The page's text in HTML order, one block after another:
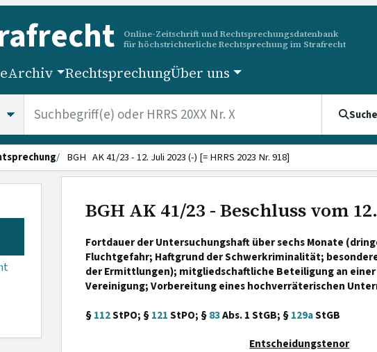
Online-Zeitschrift und Rechtsprechungsdatenbank
für höchstrichterliche Rechtsprechung im Strafrecht
Archiv RechtsprechungÜber uns
BGH AK 41/23 - 12. Juli 2023 (-) [= HRRS 2023 Nr. 918]
BGH AK 41/23 - Beschluss vom
Fortdauer der Untersuchungshaft über sechs Monate
Fluchtgefahr; Haftgrund der Schwerkriminalität;
der Ermittlungen); mitgliedschaftliche Beteiligung an
Vereinigung; Vorbereitung eines hochverräterischen
§112StPO; §121StPO; §83Abs. 1 StGB; §129aStGB
Entscheidungstenor